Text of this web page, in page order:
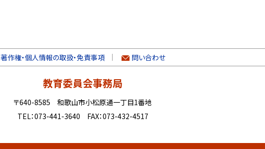
著作権・個人情報の取扱・免責事項 問い合わせ
教育委員会事務局
〒640-8585 和歌山市小松原通一丁目1番地
TEL：073-441-3640 FAX：073-432-4517